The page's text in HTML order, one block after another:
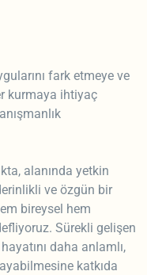
fark etmeye ve
kurmaya ihtiyaç
alanında yetkin
ve özgün bir
bireysel hem
Sürekli gelişen
daha anlamlı,
katkıda